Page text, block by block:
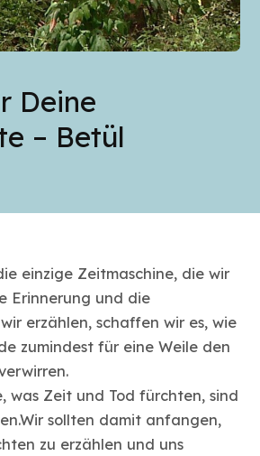
Deine
– Betül
einzige Zeitmaschine, die wir
Erinnerung und die
erzählen, schaffen wir es, wie
zumindest für eine Weile den
was Zeit und Tod fürchten, sind
sollten damit anfangen,
zu erzählen und uns